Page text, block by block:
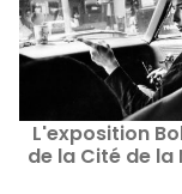
L'exposition
de la Cité de la